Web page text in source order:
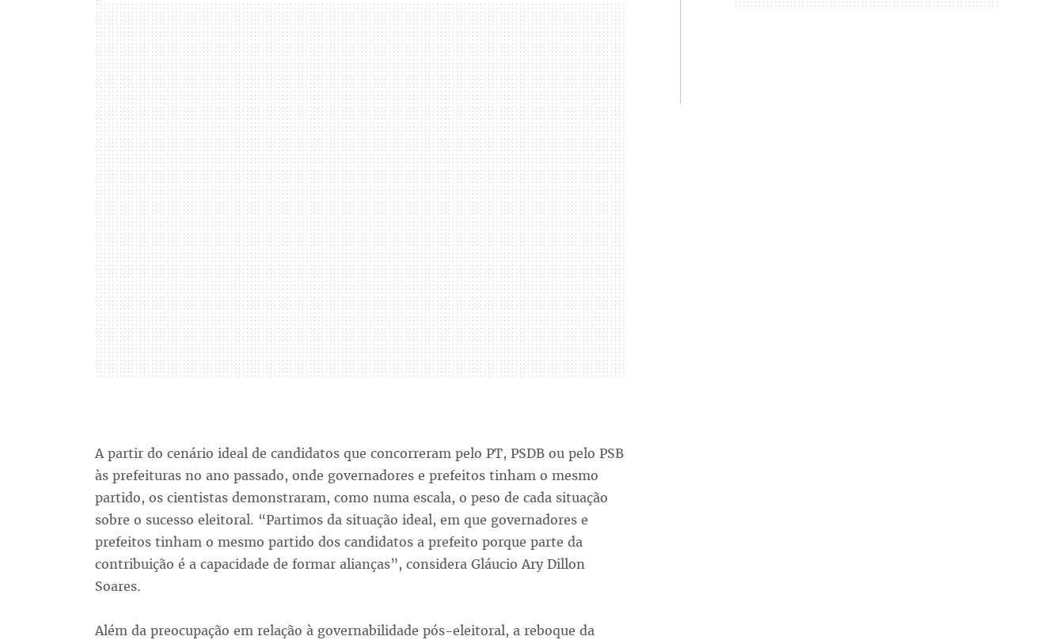
A partir do cenário ideal de candidatos que concorreram pelo PT, PSDB ou pelo PSB
às prefeituras no ano passado, onde governadores e prefeitos tinham o mesmo
partido, os cientistas demonstraram, como numa escala, o peso de cada situação
sobre o sucesso eleitoral. “Partimos da situação ideal, em que governadores e
prefeitos tinham o mesmo partido dos candidatos a prefeito porque parte da
contribuição é a capacidade de formar alianças”, considera Gláucio Ary Dillon
Soares.
Além da preocupação em relação à governabilidade pós-eleitoral, a reboque da